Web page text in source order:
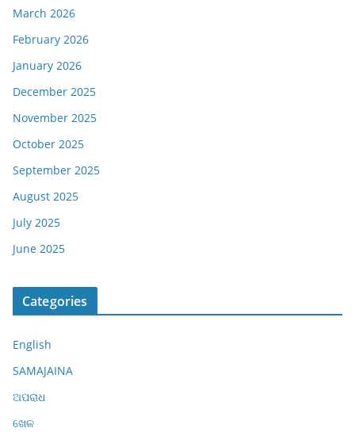
March 2026
February 2026
January 2026
December 2025
November 2025
October 2025
September 2025
August 2025
July 2025
June 2025
Categories
English
SAMAJAINA
ଅପରାଧ
ଖେଳ